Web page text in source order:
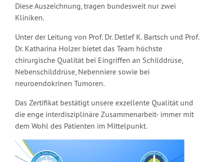
Diese Auszeichnung, tragen bundesweit nur zwei
Kliniken.
Unter der Leitung von Prof. Dr. Detlef K. Bartsch und Prof.
Dr. Katharina Holzer bietet das Team höchste
chirurgische Qualität bei Eingriffen an Schilddrüse,
Nebenschilddrüse, Nebenniere sowie bei
neuroendokrinen Tumoren.
Das Zertifikat bestätigt unsere exzellente Qualität und
die enge interdisziplinäre Zusammenarbeit- immer mit
dem Wohl des Patienten im Mittelpunkt.